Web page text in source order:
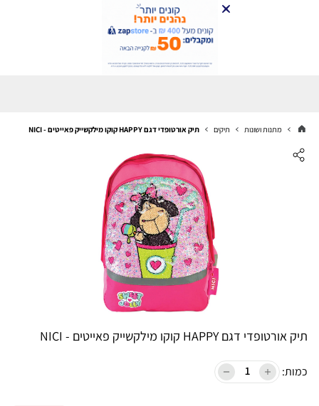
מתנות ושונות תיקים תיק אורטופדי דגם HAPPY קוקו מילקשייק פאייטים - NICI
תיק אורטופדי דגם HAPPY קוקו מילקשייק פאייטים - NICI
כמות: